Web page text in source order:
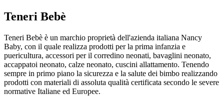
Teneri Bebè
Teneri Bebè è un marchio proprietà dell'azienda italiana Nancy
Baby, con il quale realizza prodotti per la prima infanzia e
puericultura, accessori per il corredino neonati, bavaglini neonato,
accappatoi neonato, calze neonato, cuscini allattamento. Tenendo
sempre in primo piano la sicurezza e la salute dei bimbo realizzando
prodotti con materiali di assoluta qualità certificata secondo le severe
normative Italiane ed Europee.